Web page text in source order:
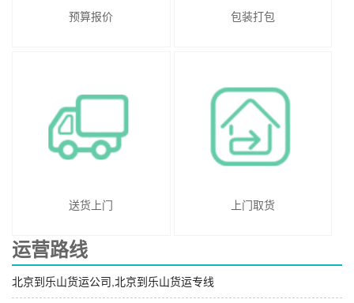
预算报价 包装打包
送货上门 上门取货
运营路线
北京到乐山货运公司,北京到乐山货运专线